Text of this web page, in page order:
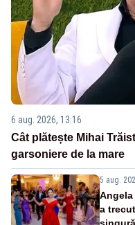
6 aug. 2026, 13:16
Cât plătește Mihai
garsoniere de la mare
5 aug.
a